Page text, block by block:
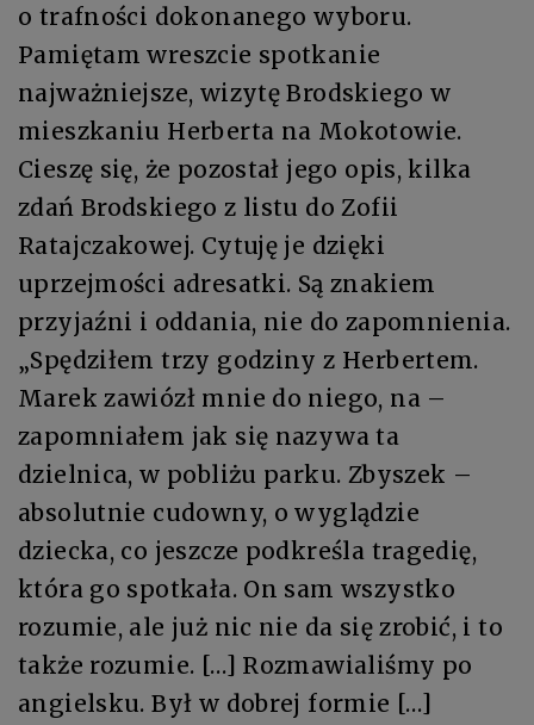
o trafności dokonanego wyboru.
Pamiętam wreszcie spotkanie
najważniejsze, wizytę Brodskiego w
mieszkaniu Herberta na Mokotowie.
Cieszę się, że pozostał jego opis, kilka
zdań Brodskiego z listu do Zofii
Ratajczakowej. Cytuję je dzięki
uprzejmości adresatki. Są znakiem
przyjaźni i oddania, nie do zapomnienia.
„Spędziłem trzy godziny z Herbertem.
Marek zawiózł mnie do niego, na –
zapomniałem jak się nazywa ta
dzielnica, w pobliżu parku. Zbyszek –
absolutnie cudowny, o wyglądzie
dziecka, co jeszcze podkreśla tragedię,
która go spotkała. On sam wszystko
rozumie, ale już nic nie da się zrobić, i to
także rozumie. […] Rozmawialiśmy po
angielsku. Był w dobrej formie […]